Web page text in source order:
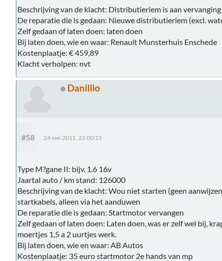
Beschrijving van de klacht: Distributieriem is aan
De reparatie die is gedaan: Nieuwe distributieriem (excl.
Zelf gedaan of laten doen: laten doen
Bij laten doen, wie en waar: Renault Munsterhuis Enschede
Kostenplaatje: € 459,89
Klacht verholpen: nvt
Danillio
#58 24 mei 2011, 22:00:15
Type M?gane II: bijv. 1.6 16v
Jaartal auto / km stand: 126000
Beschrijving van de klacht: Wou niet starten (geen
startkabels, alleen via het aanduwen
De reparatie die is gedaan: Startmotor vervangen
Zelf gedaan of laten doen: Laten doen, was er zelf wel bij,
moertjes 1,5 a 2 uurtjes werk.
Bij laten doen, wie en waar: AB Autos
Kostenplaatje: 35 euro startmotor 2e hands van mp